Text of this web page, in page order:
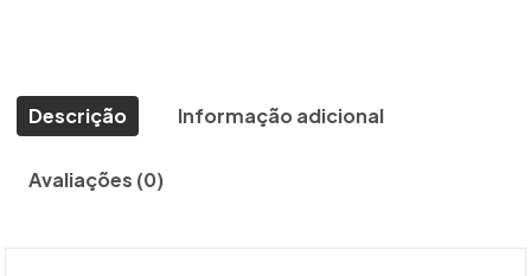
Descrição Informação adicional
Avaliações (0)